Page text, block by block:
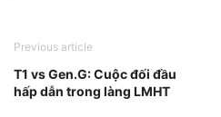
Previous article
T1 vs Gen.G: Cuộc đối đầu
hấp dẫn trong làng LMHT